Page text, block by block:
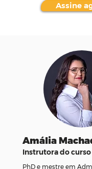
Assine
Amália
Instrutora do curso
PhD e mestre em